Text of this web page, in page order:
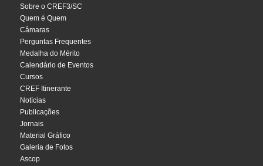
Sobre o CREF3/SC
Quem é Quem
Câmaras
Perguntas Frequentes
Medalha do Mérito
Calendário de Eventos
Cursos
CREF Itinerante
Notícias
Publicações
Jornais
Material Gráfico
Galeria de Fotos
Ascop